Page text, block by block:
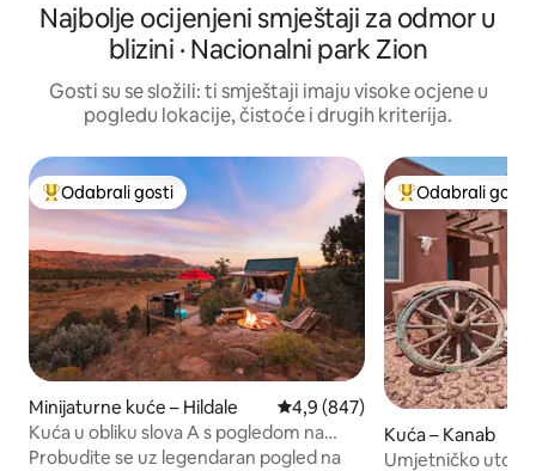
Najbolje ocijenjeni smještaji za odmor u
blizini · Nacionalni park Zion
Gosti su se složili: ti smještaji imaju visoke ocjene u
pogledu lokacije, čistoće i drugih kriterija.
Među najviše rangiranima s oznakom „Odabrali gosti”
Odabrali gosti
Minijaturne kuće – Hildale Prosječna ocjena: 4,9/5,
4,9 (847)
Kuća u obliku slova A s pogledom na
vidikovac Zion
Probudite se uz legendaran pogled na
Među najviše
Odabrali gosti
Kuća – Kanab
Umjetničko